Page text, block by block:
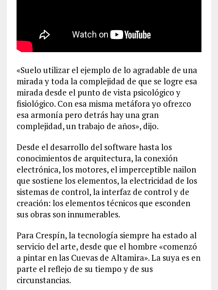
«Suelo utilizar el ejemplo de lo agradable de una
mirada y toda la complejidad de que se logre esa
mirada desde el punto de vista psicológico y
fisiológico. Con esa misma metáfora yo ofrezco
esa armonía pero detrás hay una gran
complejidad, un trabajo de años», dijo.
Desde el desarrollo del software hasta los
conocimientos de arquitectura, la conexión
electrónica, los motores, el imperceptible nailon
que sostiene los elementos, la electricidad de los
sistemas de control, la interfaz de control y de
creación: los elementos técnicos que esconden
sus obras son innumerables.
Para Crespín, la tecnología siempre ha estado al
servicio del arte, desde que el hombre «comenzó
a pintar en las Cuevas de Altamira». La suya es en
parte el reflejo de su tiempo y de sus
circunstancias.